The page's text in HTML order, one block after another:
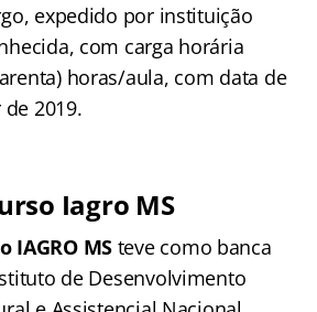
expedido por instituição
com carga horária
horas/aula, com data de
2019.
Iagro MS
IAGRO MS teve como banca
de Desenvolvimento